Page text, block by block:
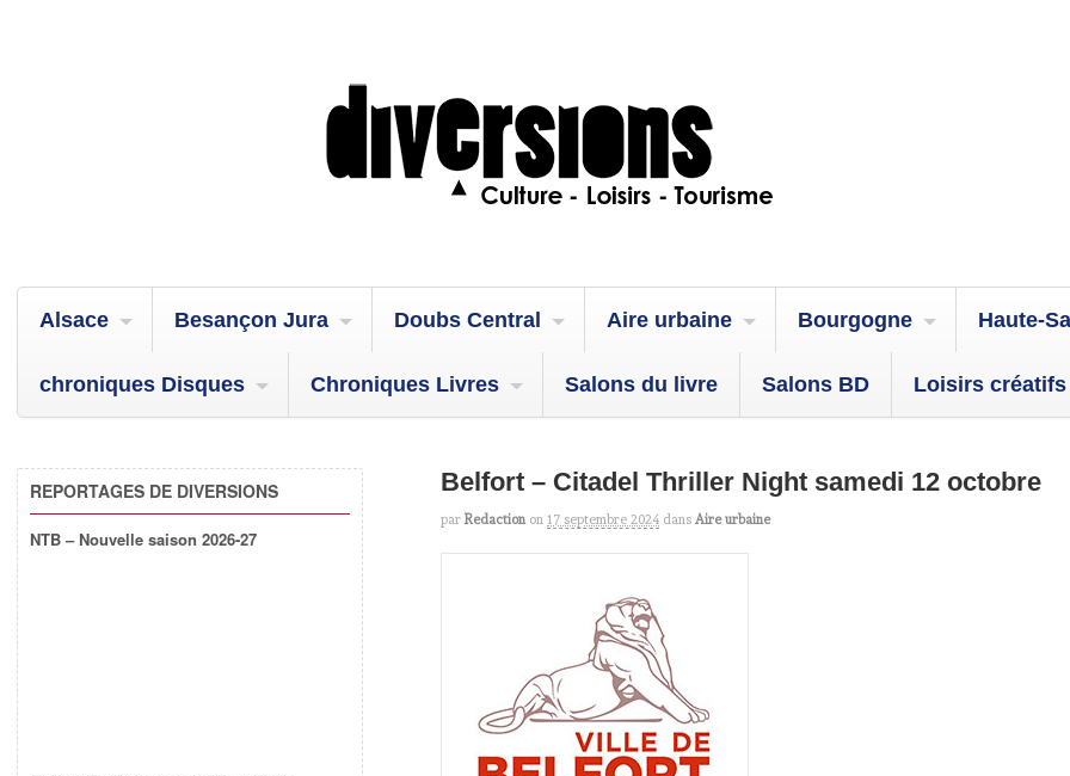
Alsace Besançon Jura Doubs Central Aire urbaine Bourgogne Haute-
chroniques Disques Chroniques Livres Salons du livre Salons BD Loisirs créatifs
Belfort – Citadel Thriller Night samedi 12 octobre
par Redaction on 17 septembre 2024 dans Aire urbaine
REPORTAGES DE DIVERSIONS
NTB – Nouvelle saison 2026-27